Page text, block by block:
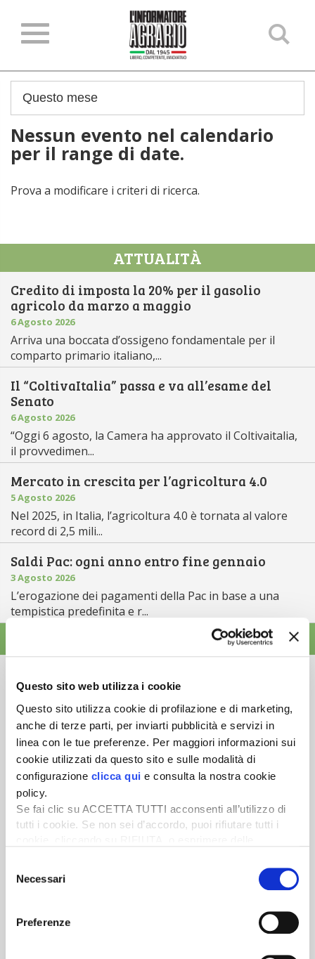
Questo sito web utilizza i cookie
Questo sito utilizza cookie di profilazione e di marketing,
anche di terze parti, per inviarti pubblicità e servizi in
linea con le tue preferenze. Per maggiori informazioni sui
cookie utilizzati da questo sito e sulle modalità di
configurazione clicca qui e consulta la nostra cookie
policy.
Se fai clic su ACCETTA TUTTI acconsenti all’utilizzo di
tutti i cookie. Se non sei d’accordo, puoi rifiutare tutti i
desideri accettare e cliccando ACCETTA SELEZIONATI.
delNecessari
Preferenze
Nessun evento nel calendario
per il range di date.
Prova a modificare i criteri di ricerca.
ATTUALITÀ
Credito di imposta la 20% per il gasolio
agricolo da marzo a maggio
6 Agosto 2026
Arriva una boccata d’ossigeno fondamentale per il
comparto primario italiano,...
Il “ColtivaItalia” passa e va all’esame del
Senato
6 Agosto 2026
“Oggi 6 agosto, la Camera ha approvato il Coltivaitalia,
il provvedimen...
Mercato in crescita per l’agricoltura 4.0
5 Agosto 2026
Nel 2025, in Italia, l’agricoltura 4.0 è tornata al valore
record di 2,5 mili...
Saldi Pac: ogni anno entro fine gennaio
3 Agosto 2026
L’erogazione dei pagamenti della Pac in base a una
tempistica predefinita e r...
Newsletter
Scopri un servizio d'informazione di alta qualità. Tagliato sulle tue
esigenze.